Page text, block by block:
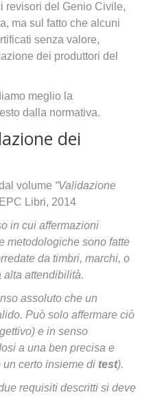
revisori del Genio Civile,
ma sul fatto che alcuni
senza valore,
dei produttori del
meglio la
dalla normativa.
dei
volume “Validazione
Libri, 2014
in cui affermazioni
metodologiche sono fatte
da timbri, marchi, o
alta attendibilità.
assoluto che un
Può solo affermare ciò
e in senso
a una ben precisa e
certo insieme di test).
requisiti descritti si deve